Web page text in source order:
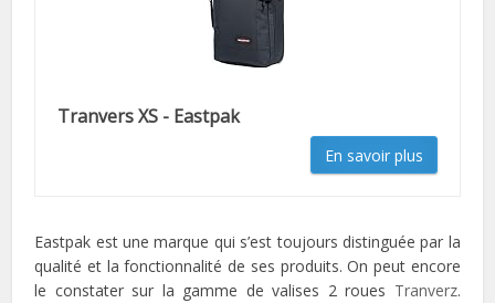
Tranvers XS - Eastpak
En savoir plus
Eastpak est une marque qui s’est toujours distinguée par la
qualité et la fonctionnalité de ses produits. On peut encore
le constater sur la gamme de valises 2 roues Tranverz.